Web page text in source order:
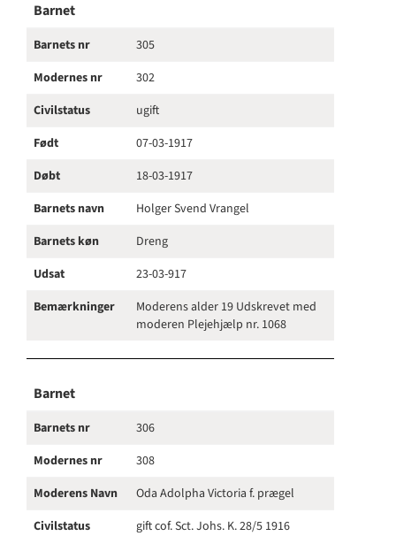
Barnet
Barnets nr
305
Modernes nr
302
Civilstatus
ugift
Født
07-03-1917
Døbt
18-03-1917
Barnets navn
Holger Svend Vrangel
Barnets køn
Dreng
Udsat
23-03-917
Bemærkninger
Moderens alder 19 Udskrevet med
moderen Plejehjælp nr. 1068
Barnet
Barnets nr
306
Modernes nr
308
Moderens Navn
Oda Adolpha Victoria f. prægel
Civilstatus
gift cof. Sct. Johs. K. 28/5 1916